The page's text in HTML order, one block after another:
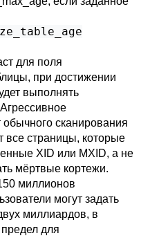
для поля
при достижении
выполнять
обычного сканирования
все страницы, которые
XID или MXID, а не
мёртвые кортежи.
миллионов
могут задать
миллиардов, в
для